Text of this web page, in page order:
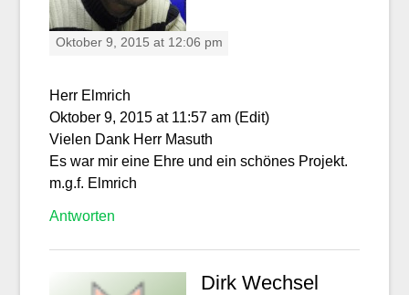
Oktober 9, 2015 at 12:06 pm
Herr Elmrich
Oktober 9, 2015 at 11:57 am (Edit)
Vielen Dank Herr Masuth
Es war mir eine Ehre und ein schönes Projekt.
m.g.f. Elmrich
Antworten
Dirk Wechsel